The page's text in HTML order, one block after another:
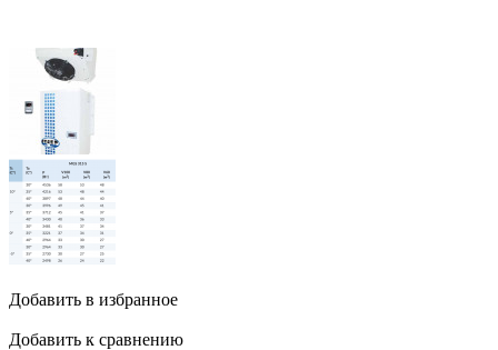
Добавить в избранное
Добавить к сравнению